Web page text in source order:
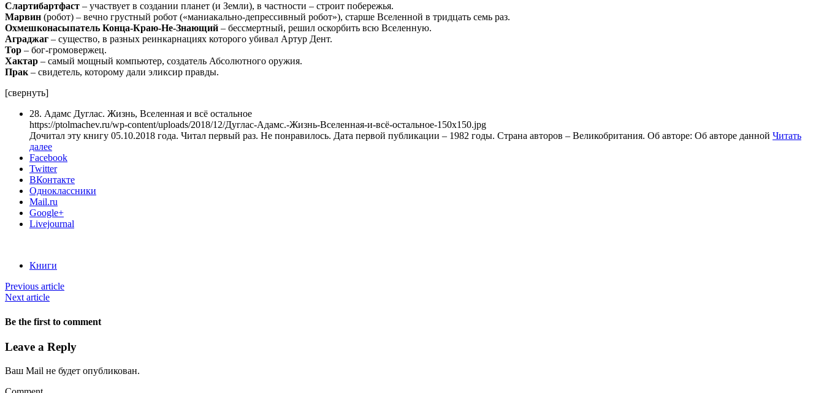
Слартибартфаст – участвует в создании планет (и Земли), в частности – строит побережья.
Марвин (робот) – вечно грустный робот («маниакально-депрессивный робот»), старше Вселенной в тридцать семь раз.
Охмешконасыпатель Конца-Краю-Не-Знающий – бессмертный, решил оскорбить всю Вселенную.
Аграджаг – существо, в разных реинкарнациях которого убивал Артур Дент.
Тор – бог-громовержец.
Хактар – самый мощный компьютер, создатель Абсолютного оружия.
Прак – свидетель, которому дали эликсир правды.
[свернуть]
28. Адамс Дуглас. Жизнь, Вселенная и всё остальное
https://ptolmachev.ru/wp-content/uploads/2018/12/Дуглас-Адамс.-Жизнь-Вселенная-и-всё-остальное-150x150.jpg
Дочитал эту книгу 05.10.2018 года. Читал первый раз. Не понравилось. Дата первой публикации – 1982 годы. Страна авторов – Великобритания. Об авторе: Об авторе данной Читать
далее
Facebook
Twitter
ВКонтакте
Одноклассники
Mail.ru
Google+
Livejournal
Книги
Previous article
Next article
Be the first to comment
Leave a Reply
Ваш Mail не будет опубликован.